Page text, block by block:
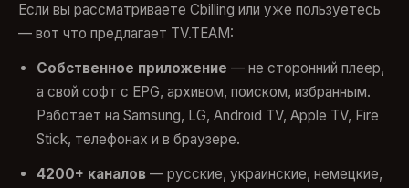
Если вы рассматриваете Cbilling или уже пользуетесь
— вот что предлагает TV.TEAM:
Собственное приложение — не сторонний плеер,
а свой софт с EPG, архивом, поиском, избранным.
Работает на Samsung, LG, Android TV, Apple TV, Fire
Stick, телефонах и в браузере.
4200+ каналов — русские, украинские, немецкие,